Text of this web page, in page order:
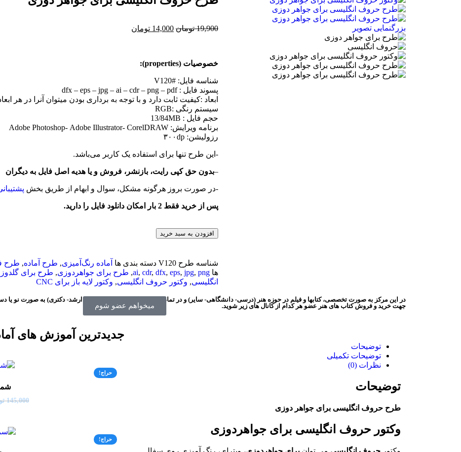
بزرگنمایی تصویر 19,900 تومان 14,000 تومان
خصوصیات (properties):
شناسه فایل: #V120
پسوند فایل : dfx – eps – jpg – ai – cdr – png – pdf
ابعاد :کیفیت ثابت دارد و با توجه به برداری بودن میتوان آنرا در هر
سیستم رنگی :RGB
حجم فایل : 13/84MB
برنامه ویرایش: Adobe Photoshop- Adobe Illustrator- CorelDRAW
رزولیشن: ۳۰۰dp
-این طرح تنها برای استفاده یک کاربر می‌باشد.
–بدون حق کپی رایت، بازنشر، فروش و یا هدیه اصل فایل به دیگران
-در صورت بروز هرگونه مشکل، سوال و ابهام از طریق بخش
پس از خرید فقط 2 بار امکان دانلود فایل را دارید.
افزودن به سبد خرید
شناسه طرح V120 دسته بندی ها آماده رنگ‌آمیزی, طرح آماده, طرح
ها
ai,cdr,dfx,eps,jpg,png
, طرح برای جواهردوزی, طرح برای
انگلیسی, وکتور حروف انگلیسی, وکتور لایه باز برای CNC
در این مرکز به صورت تخصصی، کتابها و فیلم در حوزه هنر (درسی- دانشگاهی- سایر) و در تمام مقاطع (هنرستان- کارشناسی- ارشد- دکتری) به صورت نو یا
جهت خرید و فروش کتاب های هنر عضو هر کدام از کانال های زیر شوید.
میخواهم عضو شوم
توضیحات
توضیحات تکمیلی
نظرات (0)
توضیحات
طرح حروف انگلیسی برای جواهر دوزی
وکتور حروف انگلیسی برای جواهردوزی
جدیدترین آموزش های
حراج!
145,000
حراج!